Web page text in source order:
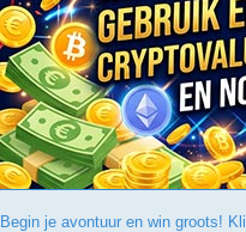
Begin je avontuur en win groots!